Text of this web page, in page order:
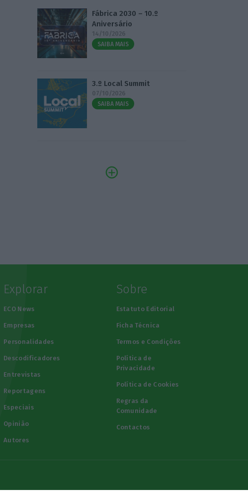
Fábrica 2030 – 10.º
Aniversário
14/10/2026
SAIBA MAIS
3.º Local Summit
07/10/2026
SAIBA MAIS
Explorar
ECO News
Empresas
Personalidades
Descodificadores
Entrevistas
Reportagens
Especiais
Opinião
Autores
Sobre
Estatuto Editorial
Ficha Técnica
Termos e Condições
Política de
Privacidade
Política de Cookies
Regras da
Comunidade
Contactos